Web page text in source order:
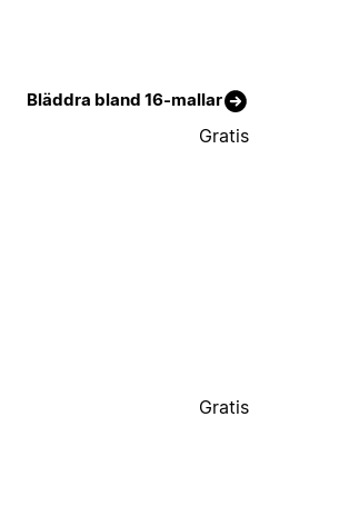
Bläddra bland 16-mallar
Gratis
Gratis